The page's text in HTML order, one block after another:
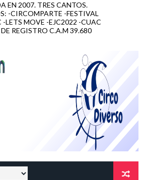
EN 2007. TRES CANTOS.
-CIRCOMPARTE -FESTIVAL
-LETS MOVE -EJC2022 -CUAC
REGISTRO C.A.M 39.680